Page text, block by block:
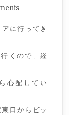
に行ってき
くので、経
心配してい
口からビッ